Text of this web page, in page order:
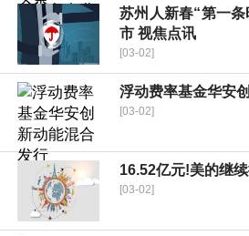
苏州人新春“第一
市 视焦点讯
[03-02]
浮动费率基金华安
[03-02]
16.52亿元!美的继
[03-02]